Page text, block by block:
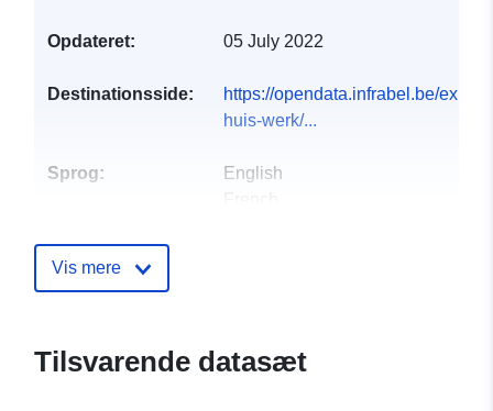
Opdateret: 05 July 2022
Destinationsside:
https://opendata.infrabel.be/
huis-werk/...
Sprog:
English
French
Forlag:
Vis mere
Tilsvarende datasæt